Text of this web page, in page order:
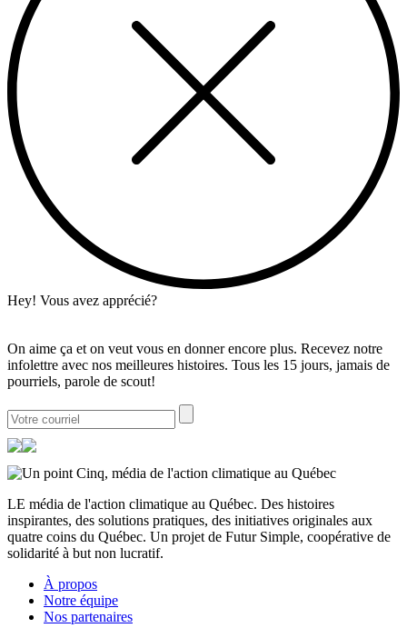
Hey! Vous avez apprécié?
On aime ça et on veut vous en donner encore plus. Recevez notre
infolettre avec nos meilleures histoires. Tous les 15 jours, jamais de
pourriels, parole de scout!
LE média de l'action climatique au Québec. Des histoires
inspirantes, des solutions pratiques, des initiatives originales aux
quatre coins du Québec. Un projet de Futur Simple, coopérative de
solidarité à but non lucratif.
À propos
Notre équipe
Nos partenaires